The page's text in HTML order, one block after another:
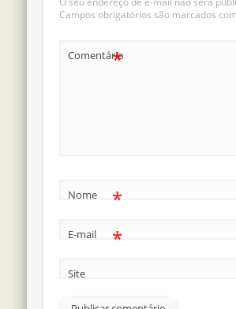
Campos obrigatórios são marcados com
Comentário
*
Nome *
E-mail *
Site